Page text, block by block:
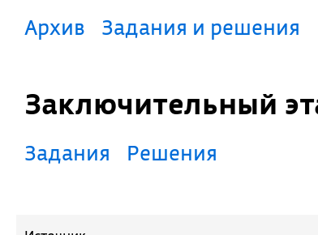
Архив Задания и решения
Заключительный
Задания Решения